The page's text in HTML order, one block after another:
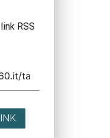
RSS